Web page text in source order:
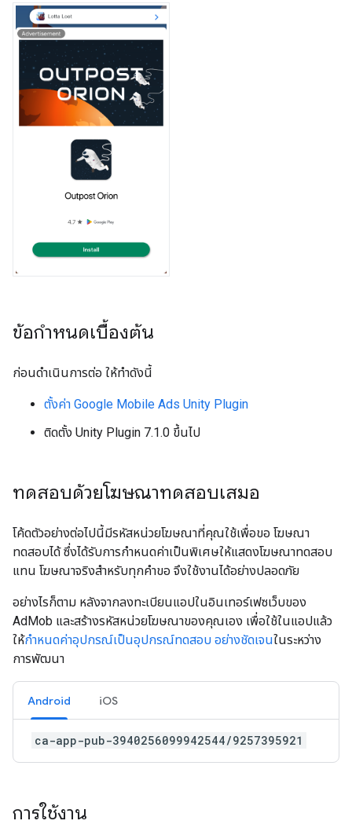
ข้อกำหนดเบื้องต้น
ก่อนดำเนินการต่อ ให้ทำดังนี้
ตั้งค่า Google Mobile Ads Unity Plugin
ติดตั้ง Unity Plugin 7.1.0 ขึ้นไป
ทดสอบด้วยโฆษณาทดสอบเสมอ
โค้ดตัวอย่างต่อไปนี้มีรหัสหน่วยโฆษณาที่คุณใช้เพื่อขอ โฆษณา
ทดสอบได้ ซึ่งได้รับการกำหนดค่าเป็นพิเศษให้แสดงโฆษณาทดสอบ
แทน โฆษณาจริงสำหรับทุกคำขอ จึงใช้งานได้อย่างปลอดภัย
อย่างไรก็ตาม หลังจากลงทะเบียนแอปในอินเทอร์เฟซเว็บของ
AdMob และสร้างรหัสหน่วยโฆษณาของคุณเอง เพื่อใช้ในแอปแล้ว
ให้กำหนดค่าอุปกรณ์เป็นอุปกรณ์ทดสอบ อย่างชัดเจนในระหว่าง
การพัฒนา
Android iOS
ca-app-pub-3940256099942544/9257395921
การใช้งาน